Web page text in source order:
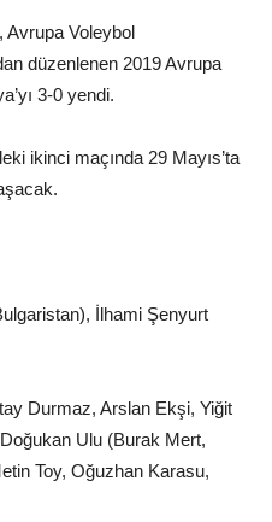
Avrupa Voleybol
düzenlenen 2019 Avrupa
3-0 yendi.
ikinci maçında 29 Mayıs’ta
İlhami Şenyurt
Durmaz, Arslan Ekşi, Yiğit
Ulu (Burak Mert,
Toy, Oğuzhan Karasu,